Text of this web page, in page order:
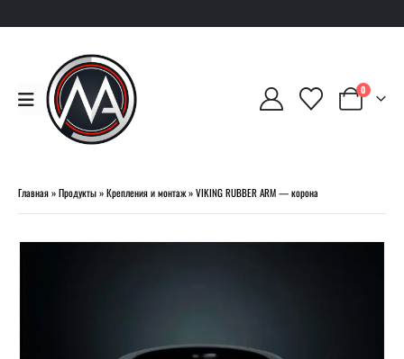
0
Главная»Продукты»Крепления и монтаж»VIKING RUBBER ARM — корона